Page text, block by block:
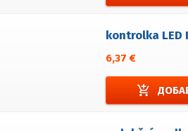
kontrolka LED
6,37 €
add_shopping_cart